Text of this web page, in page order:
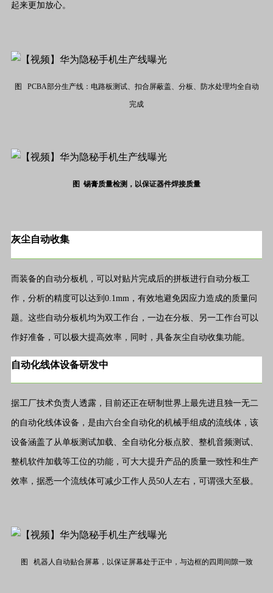
起来更加放心。
图 PCBA部分生产线：电路板测试、扣合屏蔽盖、分板、防水处理均全自动
完成
图 锡膏质量检测，以保证器件焊接质量
灰尘自动收集
而装备的自动分板机，可以对贴片完成后的拼板进行自动分板工
作，分析的精度可以达到0.1mm，有效地避免因应力造成的质量问
题。这些自动分板机均为双工作台，一边在分板、另一工作台可以
作好准备，可以极大提高效率，同时，具备灰尘自动收集功能。
自动化线体设备研发中
据工厂技术负责人透露，目前还正在研制世界上最先进且独一无二
的自动化线体设备，是由六台全自动化的机械手组成的流线体，该
设备涵盖了从单板测试加载、全自动化分板点胶、整机音频测试、
整机软件加载等工位的功能，可大大提升产品的质量一致性和生产
效率，据悉一个流线体可减少工作人员50人左右，可谓强大至极。
图 机器人自动贴合屏幕，以保证屏幕处于正中，与边框的四周间隙一致